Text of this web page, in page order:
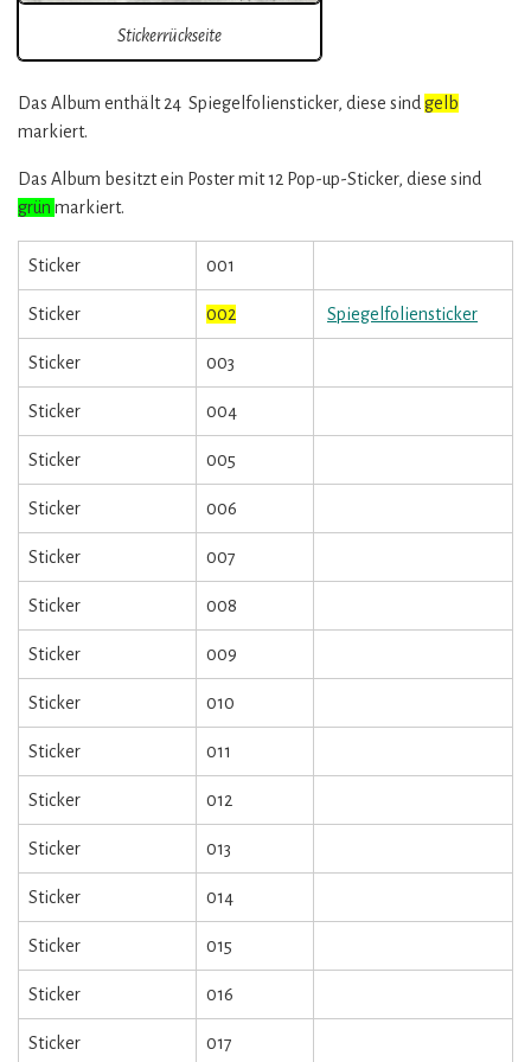
Stickerrückseite
Das Album enthält 24 Spiegelfoliensticker, diese sind gelb
markiert.
Das Album besitzt ein Poster mit 12 Pop-up-Sticker, diese sind
grün markiert.
Sticker 001
Sticker 002 Spiegelfoliensticker
Sticker 003
Sticker 004
Sticker 005
Sticker 006
Sticker 007
Sticker 008
Sticker 009
Sticker 010
Sticker 011
Sticker 012
Sticker 013
Sticker 014
Sticker 015
Sticker 016
Sticker 017